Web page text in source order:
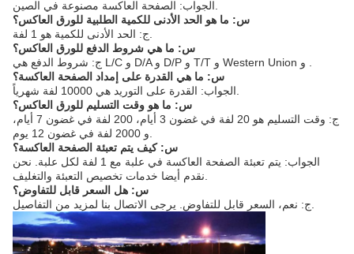
س: ما هو الحد الأدنى للكمية الطلبية للورق العاكس؟
س: ما هي شروط الدفع للورق العاكس؟
س: ما هي القدرة على إمداد الصفحة العاكسة؟
س: ما هو وقت التسليم للورق العاكس؟
ج: وقت التسليم هو 20 لفة في غضون 3 أيام، 200 لفة في غضون 7 أيام،
س: كيف يتم تعبئة الصفحة العاكسة؟
الجواب: يتم تعبئة الصفحة العاكسة في علبة مع 1 لفة لكل علبة. نحن
س: هل السعر قابل للتفاوض؟